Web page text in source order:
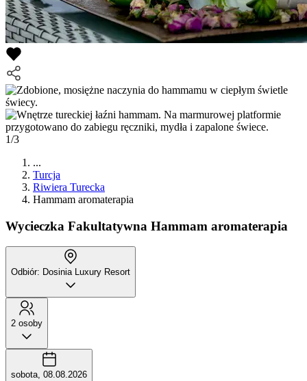
1/3
...
Turcja
Riwiera Turecka
Hammam aromaterapia
Wycieczka Fakultatywna Hammam aromaterapia
Odbiór: Dosinia Luxury Resort
2 osoby
sobota, 08.08.2026